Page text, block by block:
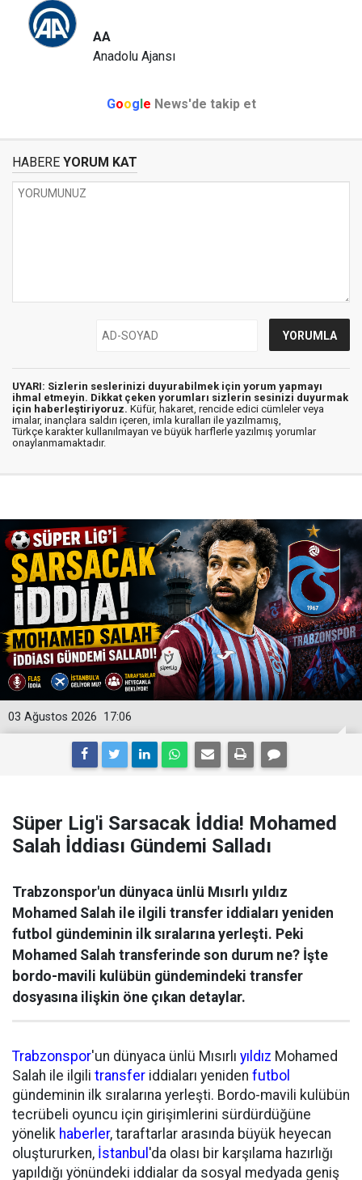
AA
Anadolu Ajansı
Google News'de takip et
HABERE YORUM KAT
UYARI: Sizlerin seslerinizi duyurabilmek için yorum yapmayı
ihmal etmeyin. Dikkat çeken yorumları sizlerin sesinizi duyurmak
için haberleştiriyoruz. Küfür, hakaret, rencide edici cümleler veya
imalar, inançlara saldırı içeren, imla kuralları ile yazılmamış,
Türkçe karakter kullanılmayan ve büyük harflerle yazılmış yorumlar
onaylanmamaktadır.
17:06
03 Ağustos 2026
Süper Lig'i Sarsacak İddia! Mohamed
Salah İddiası Gündemi Salladı
Trabzonspor'un dünyaca ünlü Mısırlı yıldız
Mohamed Salah ile ilgili transfer iddiaları yeniden
futbol gündeminin ilk sıralarına yerleşti. Peki
Mohamed Salah transferinde son durum ne? İşte
bordo-mavili kulübün gündemindeki transfer
dosyasına ilişkin öne çıkan detaylar.
Trabzonspor'un dünyaca ünlü Mısırlı yıldız Mohamed
Salah ile ilgili transfer iddiaları yeniden futbol
gündeminin ilk sıralarına yerleşti. Bordo-mavili kulübün
tecrübeli oyuncu için girişimlerini sürdürdüğüne
yönelik haberler, taraftarlar arasında büyük heyecan
oluştururken, İstanbul 'da olası bir karşılama hazırlığı
yapıldığı yönündeki iddialar da sosyal medyada geniş